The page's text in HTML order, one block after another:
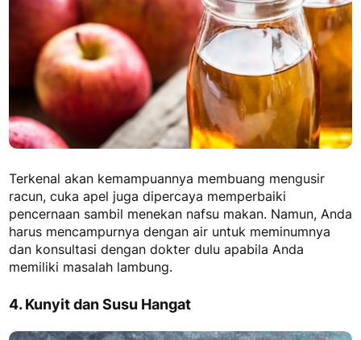
Terkenal akan kemampuannya membuang mengusir
racun, cuka apel juga dipercaya memperbaiki
pencernaan sambil menekan nafsu makan. Namun, Anda
harus mencampurnya dengan air untuk meminumnya
dan konsultasi dengan dokter dulu apabila Anda
memiliki masalah lambung.
4. Kunyit dan Susu Hangat